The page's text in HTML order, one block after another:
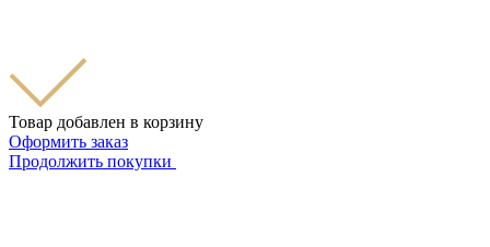
Товар добавлен в корзину
Оформить заказ
Продолжить покупки